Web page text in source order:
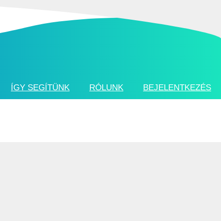
ÍGY SEGÍTÜNK RÓLUNK BEJELENTKEZÉS